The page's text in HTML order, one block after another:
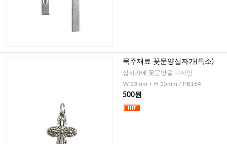
묵주재료 꽃문양십자가(특소)
십자가에 꽃문양을 디자인
W 13mm + H 15mm / PB164
500원